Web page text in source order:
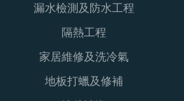
漏水檢測及防水工程
隔熱工程
家居維修及洗冷氣
地板打蠟及修補